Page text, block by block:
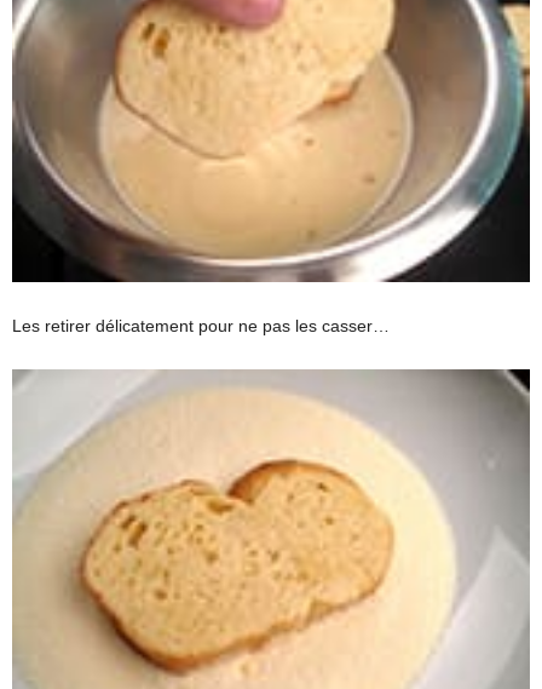
Les retirer délicatement pour ne pas les casser…